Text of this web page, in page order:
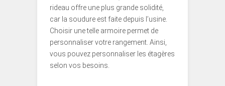
rideau offre une plus grande solidité,
car la soudure est faite depuis l’usine.
Choisir une telle armoire permet de
personnaliser votre rangement. Ainsi,
vous pouvez personnaliser les étagères
selon vos besoins.